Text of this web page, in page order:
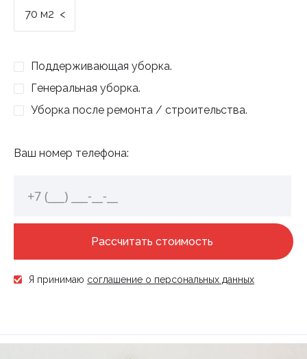
70 м2 <
Поддерживающая уборка.
Генеральная уборка.
Уборка после ремонта / строительства.
Ваш номер телефона:
Я принимаю соглашение о персональных данных